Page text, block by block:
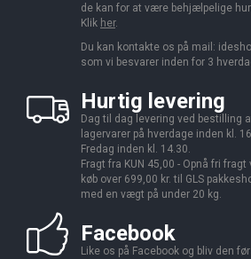
de kan for at være behjælpelige
Klik her.
Du kan kontakte os på mail:
som vi besvarer inden for 3
Hurtig levering
Dag til dag levering ved bestilling
lagervarer på hverdage inden kl.
Fredag inden kl. 14.30.
Fragt fra KUN 45,00 - Opnå fri fragt
køb over 699,00 kr. til GLS
med en vægt på under 20 kg.
Facebook
Like os på Facebook og bliv den